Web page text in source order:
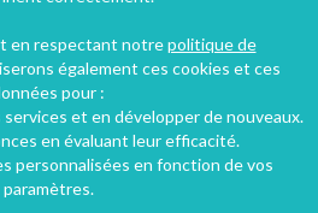
en respectant notrepolitique de
également ces cookies et ces
pour :
et en développer de nouveaux.
en évaluant leur efficacité.
personnalisées en fonction de vos
paramètres.